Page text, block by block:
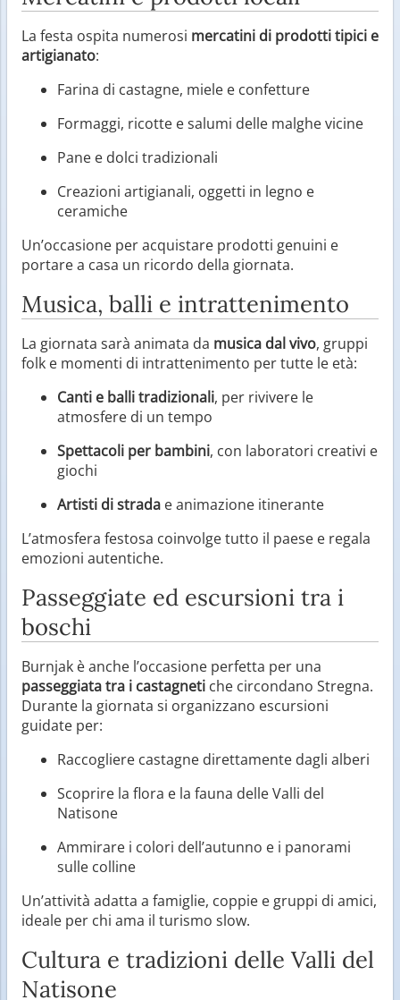
La festa ospita numerosi mercatini di prodotti tipici e
artigianato:
Farina di castagne, miele e confetture
Formaggi, ricotte e salumi delle malghe vicine
Pane e dolci tradizionali
Creazioni artigianali, oggetti in legno e
ceramiche
Un’occasione per acquistare prodotti genuini e
portare a casa un ricordo della giornata.
Musica, balli e intrattenimento
La giornata sarà animata da musica dal vivo, gruppi
folk e momenti di intrattenimento per tutte le età:
Canti e balli tradizionali, per rivivere le
atmosfere di un tempo
Spettacoli per bambini, con laboratori creativi e
giochi
Artisti di strada e animazione itinerante
L’atmosfera festosa coinvolge tutto il paese e regala
emozioni autentiche.
Passeggiate ed escursioni tra i
boschi
Burnjak è anche l’occasione perfetta per una
passeggiata tra i castagneti che circondano Stregna.
Durante la giornata si organizzano escursioni
guidate per:
Raccogliere castagne direttamente dagli alberi
Scoprire la flora e la fauna delle Valli del
Natisone
Ammirare i colori dell’autunno e i panorami
sulle colline
Un’attività adatta a famiglie, coppie e gruppi di amici,
ideale per chi ama il turismo slow.
Cultura e tradizioni delle Valli del
Natisone